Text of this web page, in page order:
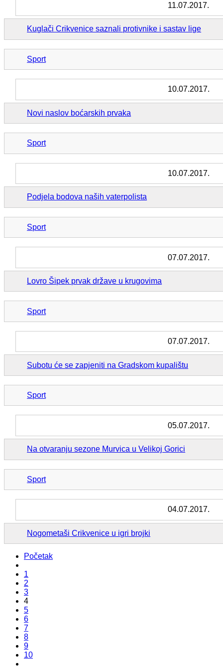
11.07.2017.
Kuglači Crikvenice saznali protivnike i sastav lige
Sport
10.07.2017.
Novi naslov boćarskih prvaka
Sport
10.07.2017.
Podjela bodova naših vaterpolista
Sport
07.07.2017.
Lovro Šipek prvak države u krugovima
Sport
07.07.2017.
Subotu će se zapjeniti na Gradskom kupalištu
Sport
05.07.2017.
Na otvaranju sezone Murvica u Velikoj Gorici
Sport
04.07.2017.
Nogometaši Crikvenice u igri brojki
Početak
1
2
3
4
5
6
7
8
9
10